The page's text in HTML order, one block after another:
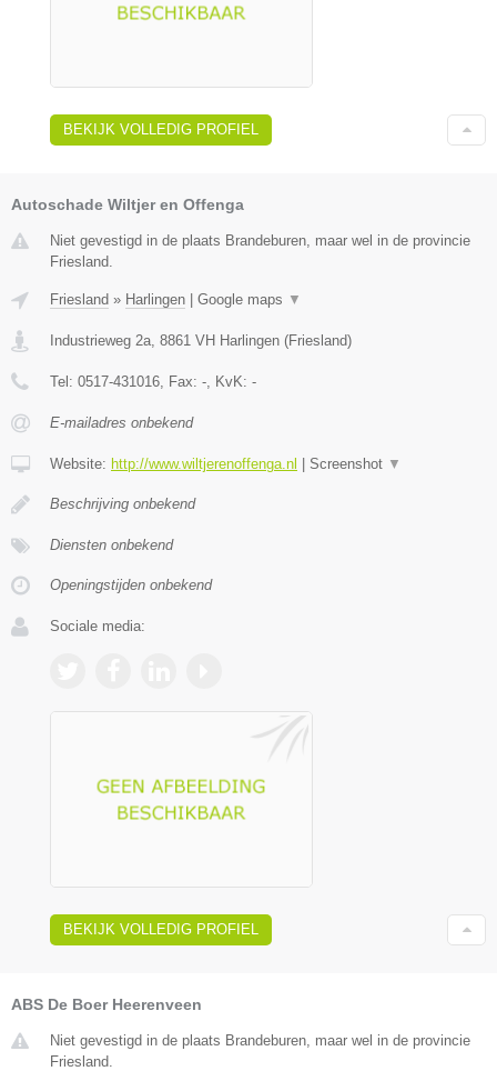
BEKIJK VOLLEDIG PROFIEL
Autoschade Wiltjer en Offenga
Niet gevestigd in de plaats Brandeburen, maar wel in de provincie
Friesland.
Friesland » Harlingen Google maps ▼
Industrieweg 2a, 8861 VH Harlingen (Friesland)
Tel: 0517-431016, Fax: -, KvK: -
E-mailadres onbekend
Website: http://www.wiltjerenoffenga.nl Screenshot ▼
Beschrijving onbekend
Diensten onbekend
Openingstijden onbekend
Sociale media:
BEKIJK VOLLEDIG PROFIEL
ABS De Boer Heerenveen
Niet gevestigd in de plaats Brandeburen, maar wel in de provincie
Friesland.